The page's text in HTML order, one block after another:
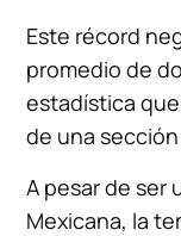
Este récord
promedio de
estadística
de una
A pesar de ser
Mexicana, la